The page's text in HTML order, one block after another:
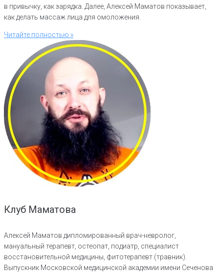
в привычку, как зарядка. Далее, Алексей Маматов показывает,
как делать массаж лица для омоложения.
Читайте полностью »
Клуб Маматова
Алексей Маматов дипломированный врач-невролог,
мануальный терапевт, остеопат, подиатр, специалист
восстановительной медицины, фитотерапевт (травник).
Выпускник Московской медицинской академии имени Сеченова